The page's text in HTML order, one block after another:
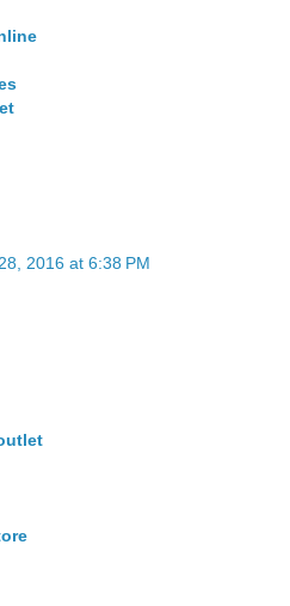
2016 at 6:38 PM